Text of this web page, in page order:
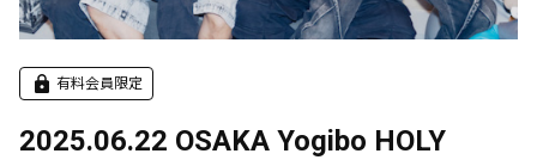
有料会員限定
2025.06.22 OSAKA Yogibo HOLY